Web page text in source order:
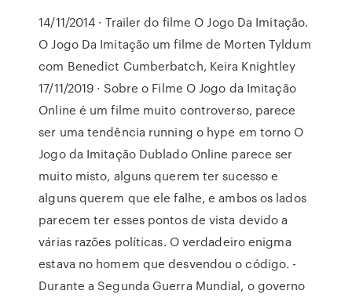
14/11/2014 · Trailer do filme O Jogo Da Imitação.
O Jogo Da Imitação um filme de Morten Tyldum
com Benedict Cumberbatch, Keira Knightley
17/11/2019 · Sobre o Filme O Jogo da Imitação
Online é um filme muito controverso, parece
ser uma tendência running o hype em torno O
Jogo da Imitação Dublado Online parece ser
muito misto, alguns querem ter sucesso e
alguns querem que ele falhe, e ambos os lados
parecem ter esses pontos de vista devido a
várias razões políticas. O verdadeiro enigma
estava no homem que desvendou o código. -
Durante a Segunda Guerra Mundial, o governo